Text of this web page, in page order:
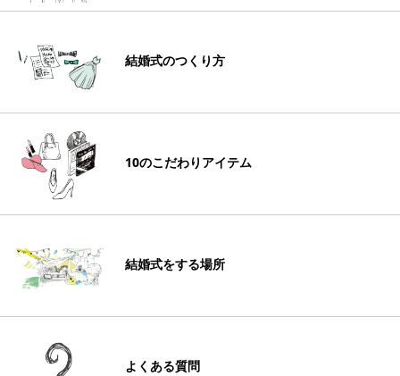
結婚式のつくり方
10のこだわりアイテム
結婚式をする場所
よくある質問